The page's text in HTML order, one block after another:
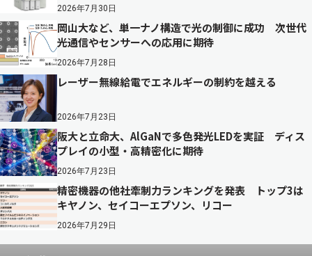
2026年7月30日
岡山大など、単一ナノ構造で光の制御に成功 次世代
光通信やセンサーへの応用に期待
2026年7月28日
レーザー無線給電でエネルギーの制約を越える
2026年7月23日
阪大と立命大、AlGaNで多色発光LEDを実証 ディス
プレイの小型・高精密化に期待
2026年7月23日
精密機器の他社牽制力ランキングを発表 トップ3は
キヤノン、セイコーエプソン、リコー
2026年7月29日